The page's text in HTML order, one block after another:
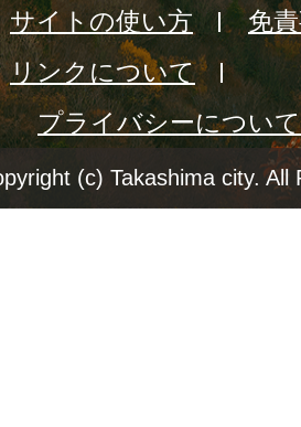
サイトの使い方
免
リンクについて
プライバシーについて
(c) Takashima city. All